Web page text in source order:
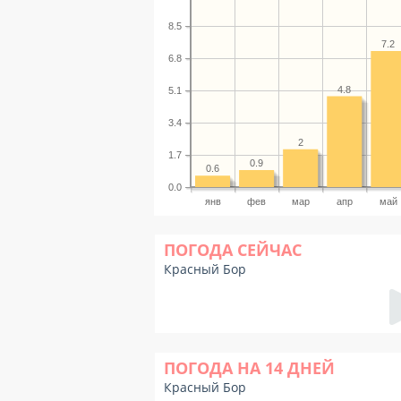
янв фев мар апр май
0.0
1.7
3.4
5.1
6.8
8.5
7.2
4.8
2
0.9
0.6
ПОГОДА СЕЙЧАС
Красный Бор
ПОГОДА НА 14 ДНЕЙ
Красный Бор